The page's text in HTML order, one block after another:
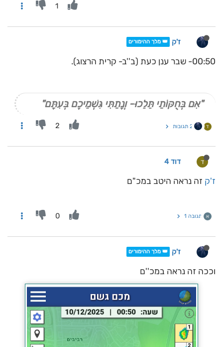
1
ז'ק 👑 מלך ההימורים
00:50- שבר ענן כעת (ב''ב- קרית הרצוג).
"אִם בְּחֻקּוֹתַי תֵּלֵכוּ- וְנָתַתִּי גִּשְׁמֵיכֶם בְּעִתָּם"
ד 2 תגובות 2
ד דוד 4
ז'ק זה נראה היטב במכ"ם
א תגובה 1 0
ז'ק 👑 מלך ההימורים
וככה זה נראה במכ''ם